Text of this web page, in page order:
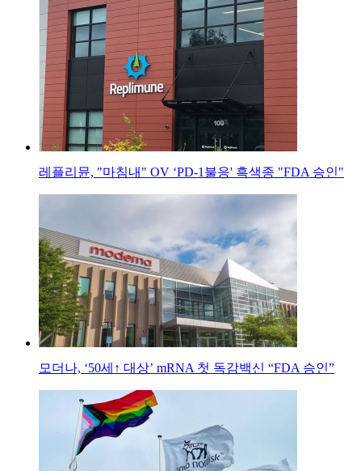
레플리뮨, "마침내" OV ‘PD-1불응' 흑색종 "FDA 승인"
모더나, ‘50세↑ 대상’ mRNA 첫 독감백신 “FDA 승인”